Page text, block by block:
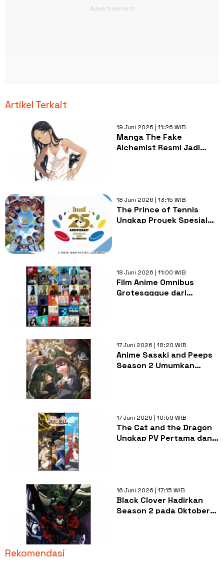
Artikel Terkait
19 Juni 2026 | 11:26 WIB
Manga The Fake
Alchemist Resmi Jadi
18 Juni 2026 | 13:15 WIB
The Prince of Tennis
Ungkap Proyek Spesial
18 Juni 2026 | 11:00 WIB
Film Anime Omnibus
Grotesqqque dari
17 Juni 2026 | 18:20 WIB
Anime Sasaki and Peeps
Season 2 Umumkan
17 Juni 2026 | 10:59 WIB
The Cat and the Dragon
Ungkap PV Pertama dan
16 Juni 2026 | 17:15 WIB
Black Clover Hadirkan
Season 2 pada Oktober
Rekomendasi